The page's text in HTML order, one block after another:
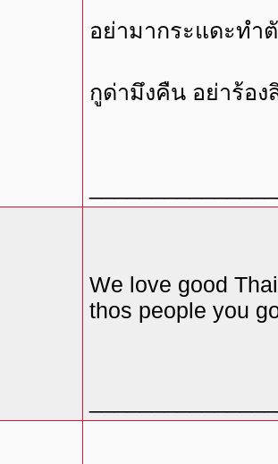
อย่ามากระแดะทำ
กูด่ามึงคืน อย่าร้อง
We love good
thos people you